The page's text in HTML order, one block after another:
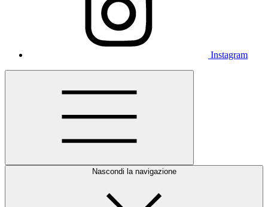
Instagram
Nascondi la navigazione